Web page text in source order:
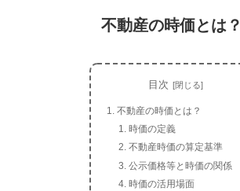
不動産の時価とは？
目次
不動産の時価とは？
時価の定義
不動産時価の算定基準
公示価格等と時価の関係
時価の活用場面